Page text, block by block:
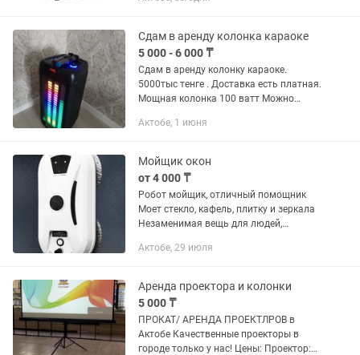
1сутки - 3500тг (минимум 3 сутки)
Сдам в аренду колонка караоке
5 000 - 6 000 ₸
Сдам в аренду колонку караоке.
5000тыс тенге . Доставка есть платная.
Мощная колонка 100 ватт Можно
Флешка, аух.
Актобе, 1 июня
Мойщик окон
от 4 000 ₸
Робот мойщик, отличный помощник
Моет стекло, кафель, плитку и зеркала
Незаменимая вещь для людей,
помоет окна снаружи без рисков! В
Актобе, 29 июля
Аренда проектора и колонки
5 000 ₸
ПРОКАТ/ АРЕНДА ПРОЕКТЛРОВ в
Актобе Качественные проекторы в
городе только у нас! Цены: Проектор: